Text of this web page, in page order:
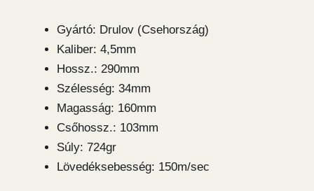
Gyártó: Drulov (Csehország)
Kaliber: 4,5mm
Hossz.: 290mm
Szélesség: 34mm
Magasság: 160mm
Csőhossz.: 103mm
Súly: 724gr
Lövedéksebesség: 150m/sec